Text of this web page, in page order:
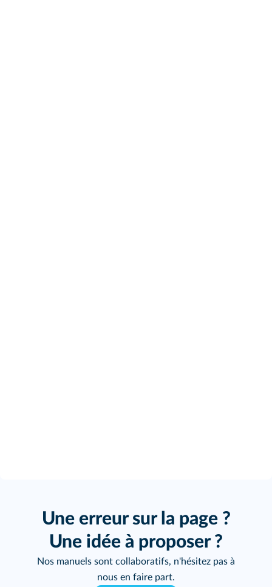
Une erreur sur la page ?
Une idée à proposer ?
Nos manuels sont collaboratifs, n'hésitez pas à
nous en faire part.